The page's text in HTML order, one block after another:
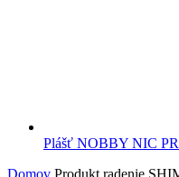
Plášť NOBBY NIC
Domov Produkt radenie